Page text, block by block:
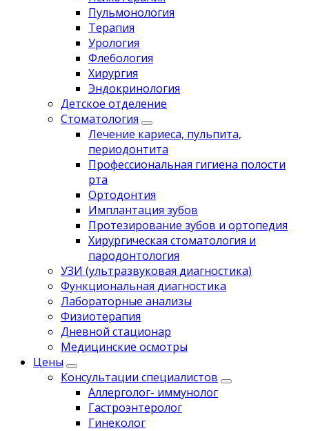
Пульмонология
Терапия
Урология
Флебология
Хирургия
Эндокринология
Детское отделение
Стоматология
Лечение кариеса, пульпита,
периодонтита
Профессиональная гигиена полости
рта
Ортодонтия
Имплантация зубов
Протезирование зубов и ортопедия
Хирургическая стоматология и
пародонтология
УЗИ (ультразвуковая диагностика)
Функциональная диагностика
Лабораторные анализы
Физиотерапия
Дневной стационар
Медицинские осмотры
Цены
Консультации специалистов
Аллерголог- иммунолог
Гастроэнтеролог
Гинеколог